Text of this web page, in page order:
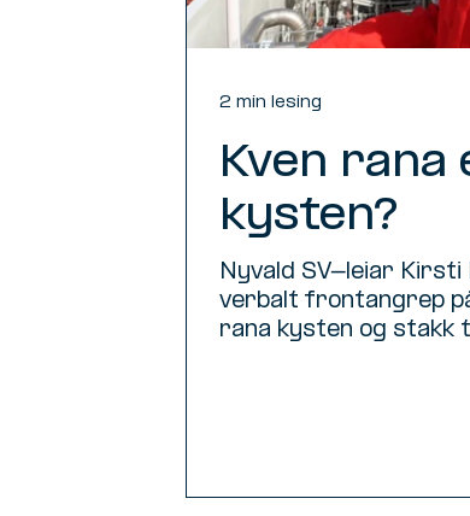
Kven rana
kysten?
Nyvald SV-leiar Kirsti
verbalt frontangrep
rana kysten og stakk
2 min lesing